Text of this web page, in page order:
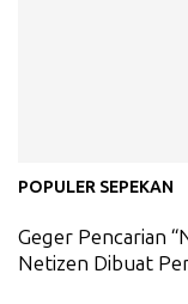
POPULER SEPEKAN
Geger Pencarian
Netizen Dibuat